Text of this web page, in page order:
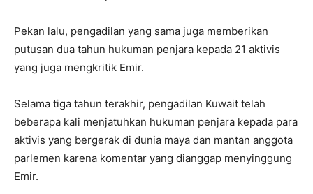
Pekan lalu, pengadilan yang sama juga memberikan
putusan dua tahun hukuman penjara kepada 21 aktivis
yang juga mengkritik Emir.
Selama tiga tahun terakhir, pengadilan Kuwait telah
beberapa kali menjatuhkan hukuman penjara kepada para
aktivis yang bergerak di dunia maya dan mantan anggota
parlemen karena komentar yang dianggap menyinggung
Emir.